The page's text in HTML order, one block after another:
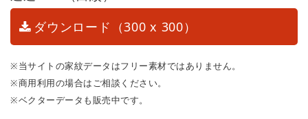
ダウンロード（300 x 300）
※当サイトの家紋データはフリー素材ではありません。
※商用利用の場合はご相談ください。
※ベクターデータも販売中です。